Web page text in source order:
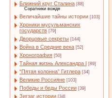
Ближний круг Сталина [88]
Соратники вождя
Величайшие тайны истории [103]
Хроники мусульманских
государств [79]
Дворцовые секреты [144]
Война в Средние века [52]
Хронография [50]
Тайная жизнь Александра I [89]
“Пятая колонна” Гитлера [34]
Великие Россияне [103]
Победы и беды России [39]
Зигзаг истории [34]